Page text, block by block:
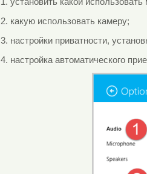
2. какую использовать камеру;
3. настройки приватности,
4. настройка автоматического